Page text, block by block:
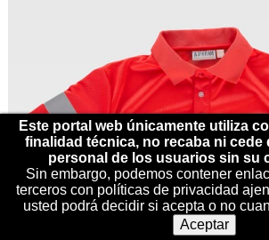
Este portal web únicamente utiliza
finalidad técnica, no recaba ni cede
personal de los usuarios sin su
Sin embargo, podemos contener
terceros con políticas de privacidad
usted podrá decidir si acepta o no
Aceptar